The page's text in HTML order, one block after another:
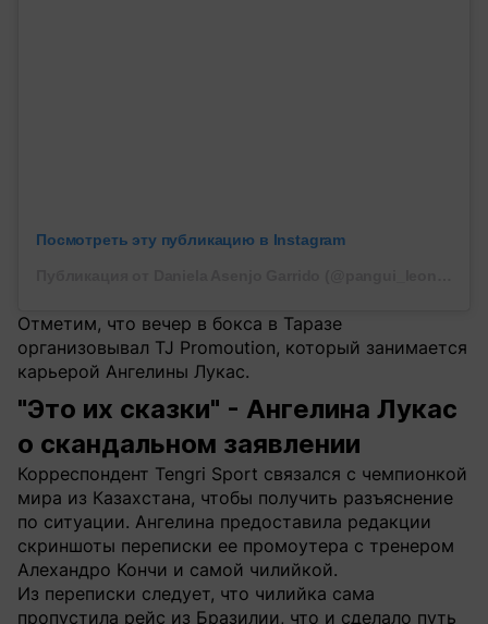
Посмотреть эту публикацию в Instagram
Отметим, что вечер в бокса в Таразе
организовывал TJ Promoution, который занимается
карьерой Ангелины Лукас.
"Это их сказки" - Ангелина Лукас
о скандальном заявлении
Корреспондент Tengri Sport связался с чемпионкой
мира из Казахстана, чтобы получить разъяснение
по ситуации. Ангелина предоставила редакции
скриншоты переписки ее промоутера с тренером
Алехандро Кончи и самой чилийкой.
Из переписки следует, что чилийка сама
пропустила рейс из Бразилии, что и сделало путь